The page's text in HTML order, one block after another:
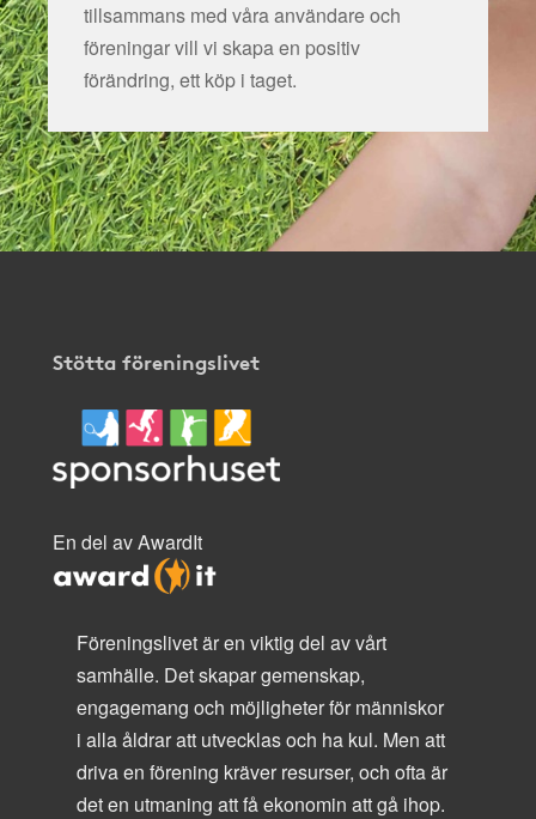
tillsammans med våra användare och
föreningar vill vi skapa en positiv
förändring, ett köp i taget.
Stötta föreningslivet
En del av AwardIt
Föreningslivet är en viktig del av vårt
samhälle. Det skapar gemenskap,
engagemang och möjligheter för människor
i alla åldrar att utvecklas och ha kul. Men att
driva en förening kräver resurser, och ofta är
det en utmaning att få ekonomin att gå ihop.